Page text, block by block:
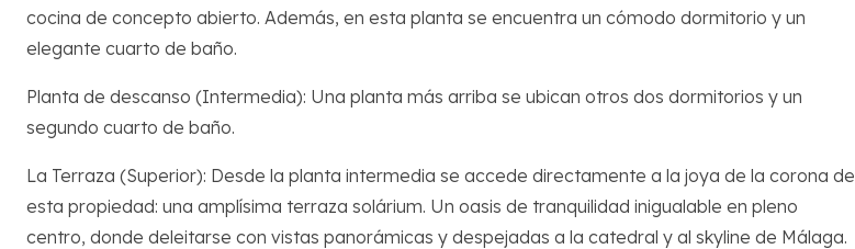
cocina de concepto abierto. Además, en esta planta se encuentra un cómodo dormitorio y un
elegante cuarto de baño.
Planta de descanso (Intermedia): Una planta más arriba se ubican otros dos dormitorios y un
segundo cuarto de baño.
La Terraza (Superior): Desde la planta intermedia se accede directamente a la joya de la corona de
esta propiedad: una amplísima terraza solárium. Un oasis de tranquilidad inigualable en pleno
centro, donde deleitarse con vistas panorámicas y despejadas a la catedral y al skyline de Málaga.